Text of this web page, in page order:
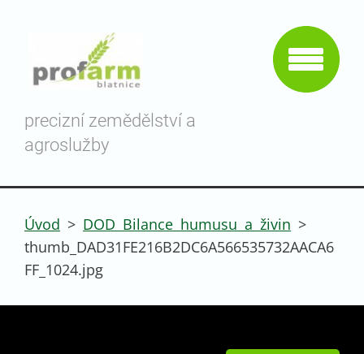
precizní zemědělství a
agroslužby
Úvod > DOD Bilance humusu a živin >
thumb_DAD31FE216B2DC6A566535732AACA6
FF_1024.jpg